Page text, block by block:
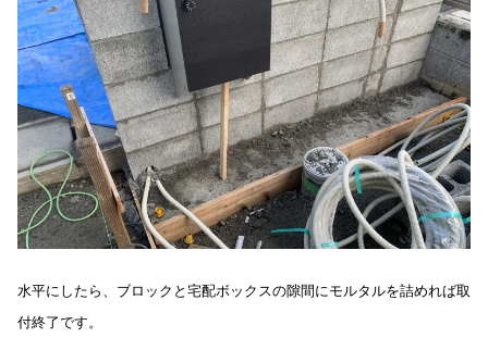
水平にしたら、ブロックと宅配ボックスの隙間にモルタルを詰めれば取
付終了です。